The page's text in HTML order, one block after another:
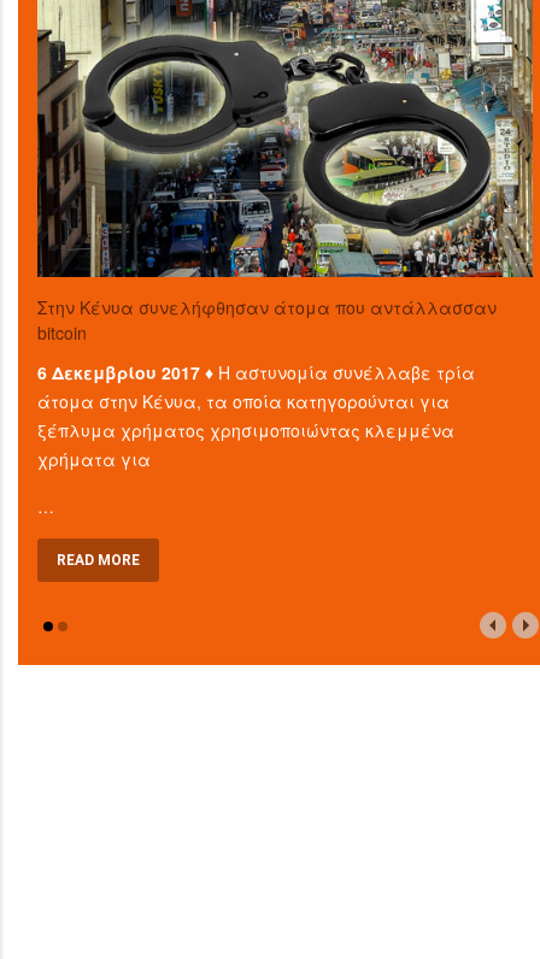
Στην Κένυα συνελήφθησαν άτομα που αντάλλασσαν
bitcoin
6 Δεκεμβρίου 2017 ♦ Η αστυνομία συνέλλαβε τρία
άτομα στην Κένυα, τα οποία κατηγορούνται για
ξέπλυμα χρήματος χρησιμοποιώντας κλεμμένα
χρήματα για
…
READ MORE